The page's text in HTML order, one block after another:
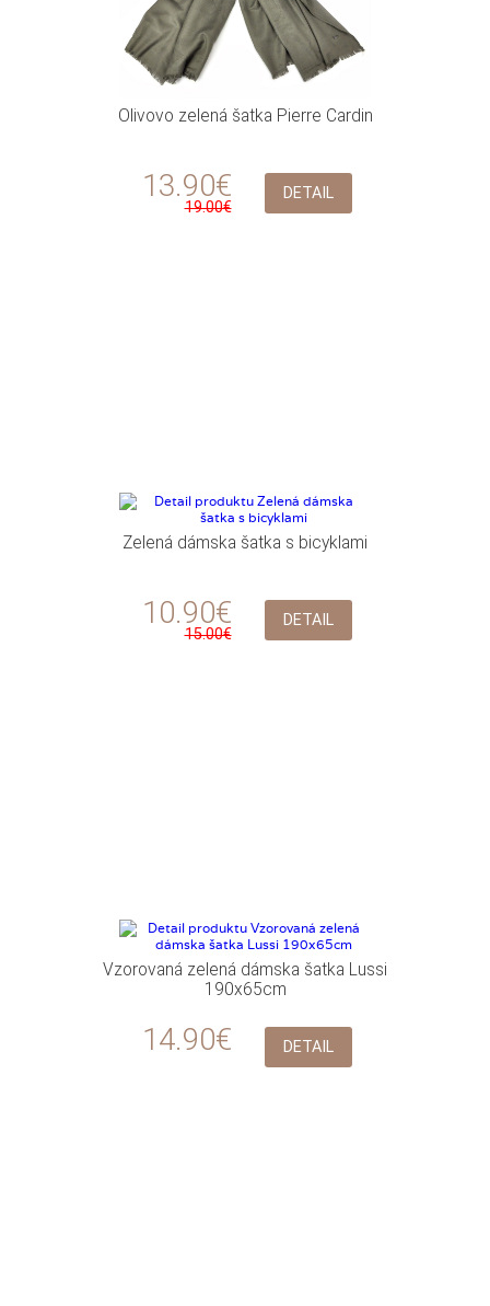
Olivovo zelená šatka Pierre Cardin
13.90€
19.00€
DETAIL
Zelená dámska šatka s bicyklami
10.90€
15.00€
DETAIL
Vzorovaná zelená dámska šatka Lussi
190x65cm
14.90€ DETAIL